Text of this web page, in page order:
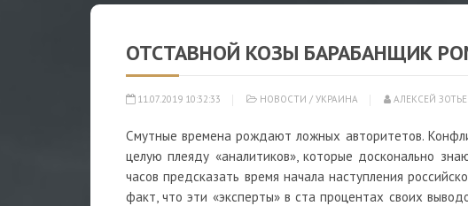
ОТСТАВНОЙ КОЗЫ БАРАБАНЩИК
11.07.2019 10:32:33 НОВОСТИ / УКРАИНА АЛЕКСЕЙ
Смутные времена рождают ложных авторитетов.
целую плеяду «аналитиков», которые досконально
часов предсказать время начала наступления
факт, что эти «эксперты» в ста процентах своих